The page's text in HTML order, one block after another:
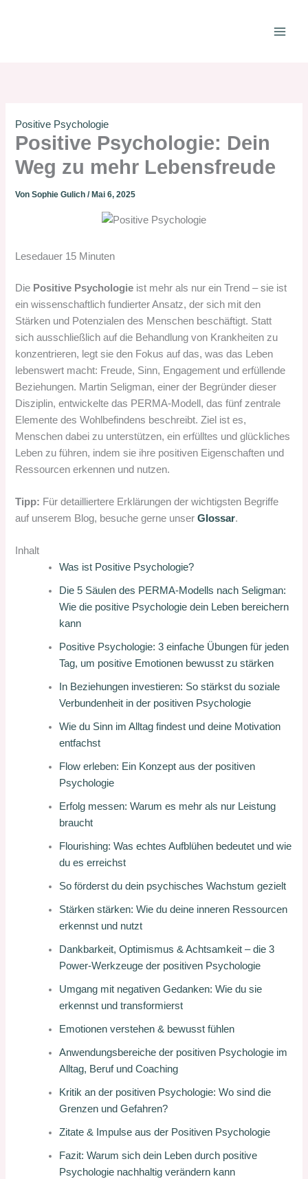
Positive Psychologie
Positive Psychologie: Dein
Weg zu mehr Lebensfreude
VonSophie Gulich/ Mai 6, 2025
Lesedauer 15 Minuten
Die Positive Psychologie ist mehr als nur ein Trend – sie ist
ein wissenschaftlich fundierter Ansatz, der sich mit den
Stärken und Potenzialen des Menschen beschäftigt. Statt
sich ausschließlich auf die Behandlung von Krankheiten zu
konzentrieren, legt sie den Fokus auf das, was das Leben
lebenswert macht: Freude, Sinn, Engagement und erfüllende
Beziehungen. Martin Seligman, einer der Begründer dieser
Disziplin, entwickelte das PERMA-Modell, das fünf zentrale
Elemente des Wohlbefindens beschreibt. Ziel ist es,
Menschen dabei zu unterstützen, ein erfülltes und glückliches
Leben zu führen, indem sie ihre positiven Eigenschaften und
Ressourcen erkennen und nutzen.
Tipp: Für detailliertere Erklärungen der wichtigsten Begriffe
auf unserem Blog, besuche gerne unserGlossar.
Inhalt
Was ist Positive Psychologie?
Die 5 Säulen des PERMA-Modells nach Seligman:
Wie die positive Psychologie dein Leben bereichern
kann
Positive Psychologie: 3 einfache Übungen für jeden
Tag, um positive Emotionen bewusst zu stärken
In Beziehungen investieren: So stärkst du soziale
Verbundenheit in der positiven Psychologie
Wie du Sinn im Alltag findest und deine Motivation
entfachst
Flow erleben: Ein Konzept aus der positiven
Psychologie
Erfolg messen: Warum es mehr als nur Leistung
braucht
Flourishing: Was echtes Aufblühen bedeutet und wie
du es erreichst
So förderst du dein psychisches Wachstum gezielt
Stärken stärken: Wie du deine inneren Ressourcen
erkennst und nutzt
Dankbarkeit, Optimismus & Achtsamkeit – die 3
Power-Werkzeuge der positiven Psychologie
Umgang mit negativen Gedanken: Wie du sie
erkennst und transformierst
Emotionen verstehen & bewusst fühlen
Anwendungsbereiche der positiven Psychologie im
Alltag, Beruf und Coaching
Kritik an der positiven Psychologie: Wo sind die
Grenzen und Gefahren?
Zitate & Impulse aus der Positiven Psychologie
Fazit: Warum sich dein Leben durch positive
Psychologie nachhaltig verändern kann